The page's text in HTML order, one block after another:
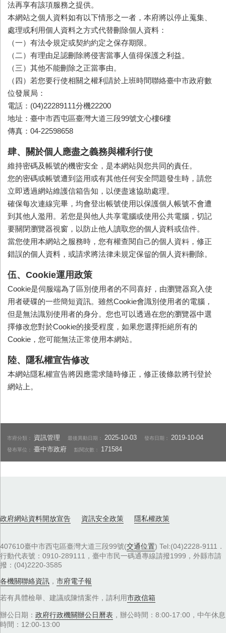
法再享有該項服務之提供。
本網站之個人資料如有以下情形之一者，本府將以停止蒐集、
處理或利用個人資料之方式代替刪除個人資料：
（一） 有法令規定或契約約定之保存期限。
（二） 有理由足認刪除將侵害當事人值得保護之利益。
（三） 其他不能刪除之正當事由。
（四） 若您要行使相關之權利請於上班時間聯絡臺中市政府數
位發展局：
電話：(04)22289111分機22200
地址：臺中市西屯區臺灣大道三段99號文心樓6樓
傳真：04-22598658
肆、關於個人應盡之義務與權利行使
維持密碼及帳號的機密安全，是本網站與您共同的責任。
您的密碼或帳號遭到盜用或有其他任何安全問題發生時，請您
立即透過網站維護信箱告知，以便盡速協助處理。
確保每次連線完畢，均會登出帳號使用以保護個人帳號不會遭
到其他人濫用。若您是與他人共享電腦或使用公共電腦，切記
要關閉瀏覽器視窗，以防止他人讀取您的個人資料或信件。
當您使用本網站之服務時，您有權查閱自己的個人資料，修正
錯誤的個人資料，或請求將法律未規定保留的個人資料刪除。
伍、Cookie運用政策
Cookie是伺服端為了區別使用者的不同喜好，由瀏覽器寫入使
用者硬碟的一些簡短資訊。雖然Cookie會識別使用者的電腦，
但是無法識別使用者的身分。您也可以透過在您的瀏覽器中選
擇修改您對於Cookie的接受程度，如果您選擇拒絕所有的
Cookie，您可能無法正常使用本網站。
陸、隱私權宣告修改
本網站隱私權宣告將因應需求隨時修正，修正後條款將刊登於
網站上。
市府分類： 資訊管理 最後異動日期： 2025-10-03 發布日期： 2019-10-04
發布單位：臺中市政府 點閱次數： 171584
政府網站資料開放宣告 資訊安全政策 隱私權政策
407610臺中市西屯區臺灣大道三段99號(交通位置) Tel:(04)2228-9111．
行動代表號：0910-289111，臺中市民一碼通專線請撥1999，外縣市請
撥：(04)2220-3585
各機關聯絡資訊 ， 市府電子報
若有具體檢舉、建議或陳情案件，請利用市政信箱
辦公日期： 政府行政機關辦公日曆表 ，辦公時間：8:00-17:00，中午休息
時間：12:00-13:00